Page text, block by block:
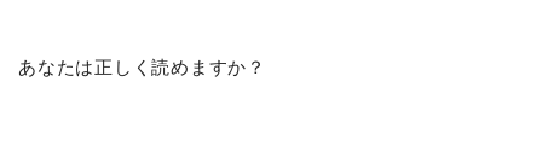
あなたは正しく読めますか？